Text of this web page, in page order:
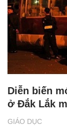
GIÁO DỤC
Diễn biến
ở Đắk Lắk